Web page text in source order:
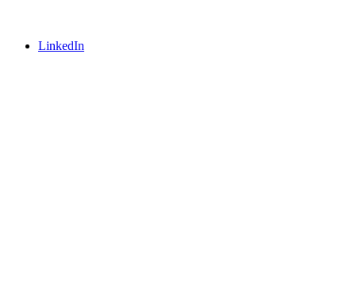
LinkedIn